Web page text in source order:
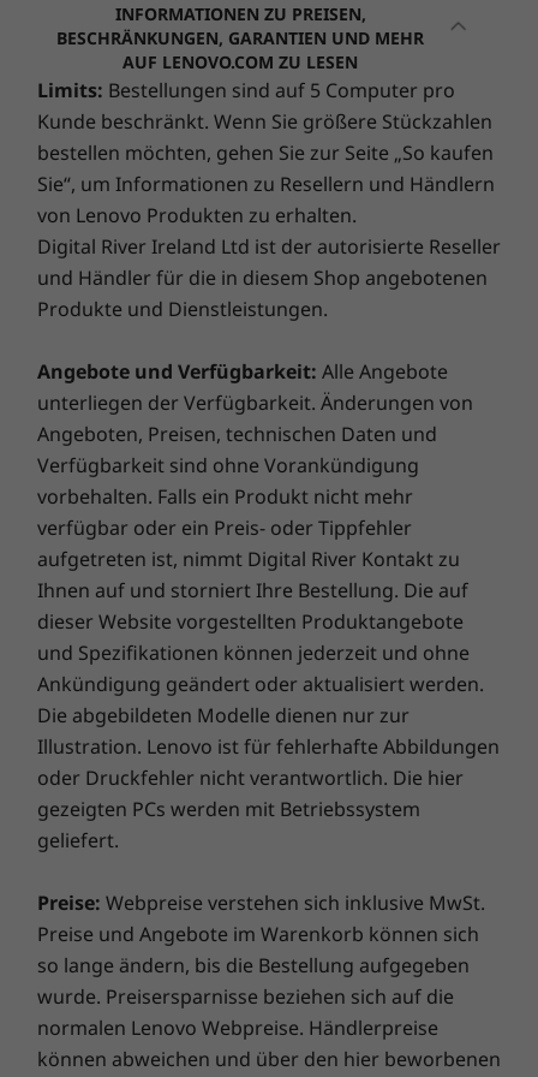
zu NVIDIA®Quadro®P620 Grafik – mit dieser
Kombination wird das ThinkPad P15v selbst
den Anforderungen der anspruchsvollsten
Benutzer und Entwickler gerecht. Zudem ist es
für branchenführende Software wie
AutoCAD®, CATIA®, Creo ®und mehr ISV-
zertifiziert.
Ideen mühelos umsetzen
Auf dem 4K-UHD-Display (3.840 x 2.160) des
ThinkPad P15v können Sie jedes Detail deutlich
sehen und bearbeiten. Mit den präzisen, satten
Farben von Dolby Vision
beeindruckendes Klang- und Seherlebnis.
Up to 4TB M.2 NVMe PCIe SSD
Design
Displaytyp
Up to 15.6" UHD (3840 x 2160) OLED touchscreen
Sonstiges
Brand
(387)
Prozessor
Up to Intel®
Xeon® W-10855M
with vPro™ or up
to 10th Gen
Intel® Core™ i9
Betriebssystem
Up to Windows 10
Pro for
Workstations
Hauptspeicher
Up to 128GB
Massenspeiche
r
Up to 4TB M.2
Intel)
(2)
Webpreis ab
CHF 2'159.10
Prozessor
Bis zu Intel®
Core™ Ultra 9
185H Prozessor
mit vPro®
Betriebssystem
Bis zu Windows
11 Pro
Hauptspeicher
Bis zu 96 GB DDR5
Jetzt kaufen
Intel)
Core™
Bis
Pro
Bis zu 96
(6400 MT/
prädiktiven Warnmeldungen, die vor Problemen
warnen, bevor diese überhaupt auftreten.
ADP
Schützen Sie Ihren PC mit Lenovos Accidental Damage
Protection: dem ultimativen Schutzschild gegen böse
Überraschungen! Schluss mit unvorhergesehenen
Reparaturkosten. Zahlen Sie einmalig einen Betrag im
Voraus und profitieren Sie so von Einsparungen von
28% bis 80%. Unsere Technikexperten, ausgestattet mit
versteckte Schäden auf und beugen so bösen
Überraschungen vor!
Smart Performance
Computernutzung! Verleihen Sie Ihrem Computer
mehr Leistung für einen reibungslosen Betrieb und
rasend schnelle Ladezeiten. Profitieren Sie von einer
schnelleren und zuverlässigeren Internetverbindung
und verbesserter Konnektivität. Schützen Sie Ihre IT-
Investitionen, indem Sie Adware, Malware und andere
Bedrohungen effizient abwehren. Entfesseln Sie das
Potenzial für eine spannende virtuelle Reise!
INFORMATIONEN ZU PREISEN,
BESCHRÄNKUNGEN, GARANTIEN UND MEHR
AUF LENOVO.COM ZU LESEN
Limits: Bestellungen sind auf 5 Computer pro
Kunde beschränkt. Wenn Sie größere Stückzahlen
bestellen möchten, gehen Sie zur Seite „So kaufen
Sie“, um Informationen zu Resellern und Händlern
von Lenovo Produkten zu erhalten.
Digital River Ireland Ltd ist der autorisierte Reseller
und Händler für die in diesem Shop angebotenen
Produkte und Dienstleistungen.
Angebote und Verfügbarkeit: Alle Angebote
unterliegen der Verfügbarkeit. Änderungen von
Angeboten, Preisen, technischen Daten und
Verfügbarkeit sind ohne Vorankündigung
vorbehalten. Falls ein Produkt nicht mehr
verfügbar oder ein Preis- oder Tippfehler
aufgetreten ist, nimmt Digital River Kontakt zu
Ihnen auf und storniert Ihre Bestellung. Die auf
dieser Website vorgestellten Produktangebote
und Spezifikationen können jederzeit und ohne
Ankündigung geändert oder aktualisiert werden.
Die abgebildeten Modelle dienen nur zur
Illustration. Lenovo ist für fehlerhafte Abbildungen
oder Druckfehler nicht verantwortlich. Die hier
gezeigten PCs werden mit Betriebssystem
geliefert.
Preise: Webpreise verstehen sich inklusive MwSt.
Preise und Angebote im Warenkorb können sich
so lange ändern, bis die Bestellung aufgegeben
wurde. Preisersparnisse beziehen sich auf die
normalen Lenovo Webpreise. Händlerpreise
können abweichen und über den hier beworbenen